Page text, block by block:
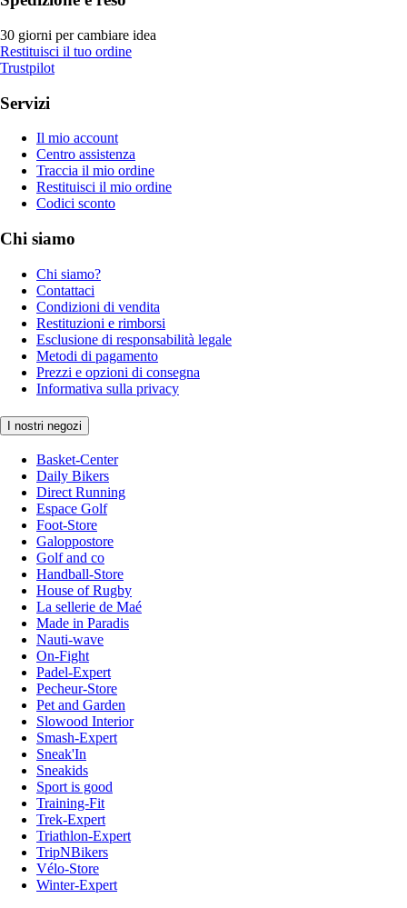
30 giorni per cambiare idea
Restituisci il tuo ordine
Trustpilot
Servizi
Il mio account
Centro assistenza
Traccia il mio ordine
Restituisci il mio ordine
Codici sconto
Chi siamo
Chi siamo?
Contattaci
Condizioni di vendita
Restituzioni e rimborsi
Esclusione di responsabilità legale
Metodi di pagamento
Prezzi e opzioni di consegna
Informativa sulla privacy
I nostri negozi
Basket-Center
Daily Bikers
Direct Running
Espace Golf
Foot-Store
Galoppostore
Golf and co
Handball-Store
House of Rugby
La sellerie de Maé
Made in Paradis
Nauti-wave
On-Fight
Padel-Expert
Pecheur-Store
Pet and Garden
Slowood Interior
Smash-Expert
Sneak'In
Sneakids
Sport is good
Training-Fit
Trek-Expert
Triathlon-Expert
TripNBikers
Vélo-Store
Winter-Expert